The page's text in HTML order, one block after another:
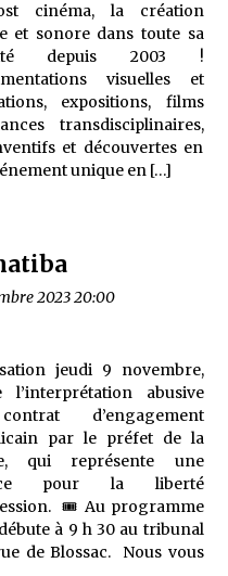
cinéma, la création
et sonore dans toute sa
depuis 2003 !
visuelles et
expositions, films
transdisciplinaires,
et découvertes en
unique en […]
2023 20:00
jeudi 9 novembre,
l’interprétation abusive
d’engagement
par le préfet de la
qui représente une
pour la liberté
🎟 Au programme
à 9 h 30 au tribunal
de Blossac. Nous vous